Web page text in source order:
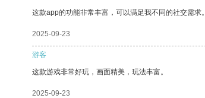
这款app的功能非常丰富，可以满足我不同的社交需求。
2025-09-23
游客
这款游戏非常好玩，画面精美，玩法丰富。
2025-09-23